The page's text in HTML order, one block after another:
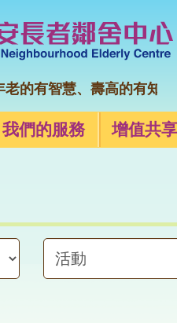
的有智慧、壽高的有知識。
我們的服務 增值共享